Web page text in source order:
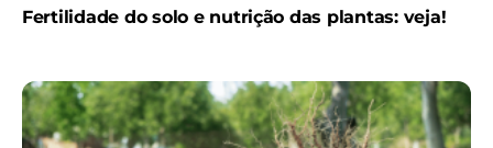
Fertilidade do solo e nutrição das plantas: veja!